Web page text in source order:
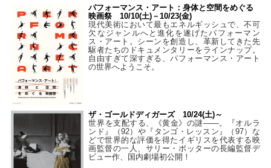
パフォーマンス・アート：身体と空間をめぐる
映画祭 10/10(土)－10/23(金)
現代美術において最もエネルギッシュで、不可
欠なジャンルへと進化を遂げたパフォーマン
ス・アート。シーンを創造し、革新してきた先
駆者たちのドキュメンタリーをラインナップ。
自由すぎて深すぎる、パフォーマンス・アート
の世界へようこそ。
ザ・ゴールドディガーズ 10/24(土)～
世界を支配する、《黄金》の謎――。『オルラ
ンド』（92）や『タンゴ・レッスン』（97）な
どで世界的な評価を得たイギリスを代表する映
画監督の一人、サリー・ポッターの長編監督デ
ビュー作、国内劇場初公開！